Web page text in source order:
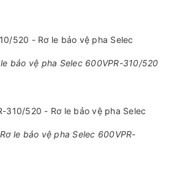
bảo vệ pha Selec 600VPR-310/520
le bảo vệ pha Selec 600VPR-